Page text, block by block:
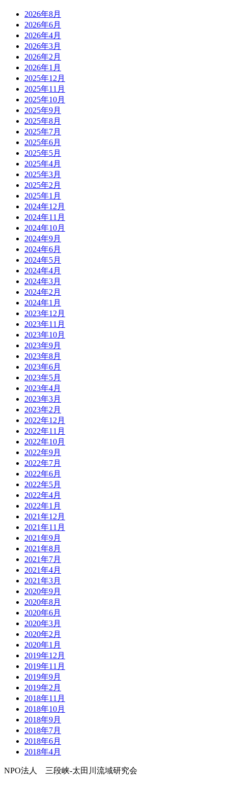
2026年8月
2026年6月
2026年4月
2026年3月
2026年2月
2026年1月
2025年12月
2025年11月
2025年10月
2025年9月
2025年8月
2025年7月
2025年6月
2025年5月
2025年4月
2025年3月
2025年2月
2025年1月
2024年12月
2024年11月
2024年10月
2024年9月
2024年6月
2024年5月
2024年4月
2024年3月
2024年2月
2024年1月
2023年12月
2023年11月
2023年10月
2023年9月
2023年8月
2023年6月
2023年5月
2023年4月
2023年3月
2023年2月
2022年12月
2022年11月
2022年10月
2022年9月
2022年7月
2022年6月
2022年5月
2022年4月
2022年1月
2021年12月
2021年11月
2021年9月
2021年8月
2021年7月
2021年4月
2021年3月
2020年9月
2020年8月
2020年6月
2020年3月
2020年2月
2020年1月
2019年12月
2019年11月
2019年9月
2019年2月
2018年11月
2018年10月
2018年9月
2018年7月
2018年6月
2018年4月
NPO法人 三段峡-太田川流域研究会